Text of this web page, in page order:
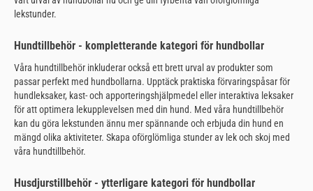
lekstunder.
Hundtillbehör - kompletterande kategori för hundbollar
Våra hundtillbehör inkluderar också ett brett urval av produkter som
passar perfekt med hundbollarna. Upptäck praktiska förvaringspåsar för
hundleksaker, kast- och apporteringshjälpmedel eller interaktiva leksaker
för att optimera lekupplevelsen med din hund. Med våra hundtillbehör
kan du göra lekstunden ännu mer spännande och erbjuda din hund en
mängd olika aktiviteter. Skapa oförglömliga stunder av lek och skoj med
våra hundtillbehör.
Husdjurstillbehör - ytterligare kategori för hundbollar